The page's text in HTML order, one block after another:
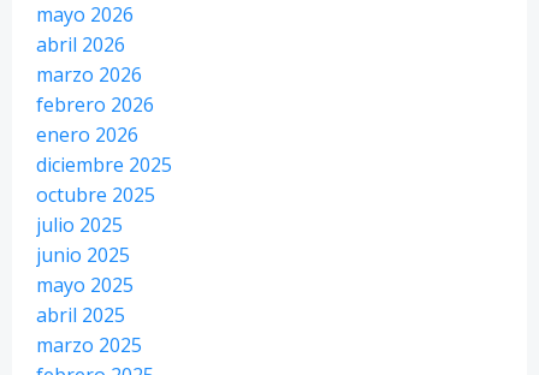
mayo 2026
abril 2026
marzo 2026
febrero 2026
enero 2026
diciembre 2025
octubre 2025
julio 2025
junio 2025
mayo 2025
abril 2025
marzo 2025